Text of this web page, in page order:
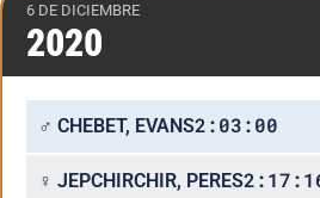
6 DE DICIEMBRE
2020
♂ CHEBET, EVANS2:03:00
♀ JEPCHIRCHIR, PERES